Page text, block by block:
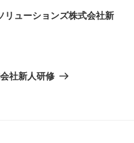
リューションズ株式会社新
社新人研修